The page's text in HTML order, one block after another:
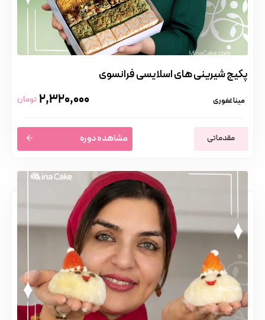
پکیج شیرینی های اسلایسی فرانسوی
مینا غفوری 2,320,000 تومان
مقدماتی مشاهده دوره